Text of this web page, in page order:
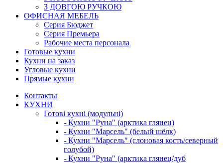
З ДОВГОЮ РУЧКОЮ
ОФИСНАЯ МЕБЕЛЬ
Серия Бюджет
Серия Премьера
Рабочие места персонала
Готовые кухни
Кухни на заказ
Угловые кухни
Прямые кухни
Контакты
КУХНИ
Готові кухні (модульні)
- Кухни "Руна" (арктика глянец)
- Кухни "Марсель" (белый шёлк)
- Кухни "Марсель" (слоновая кость/северный
голубой)
- Кухни "Руна" (арктика глянец/дуб